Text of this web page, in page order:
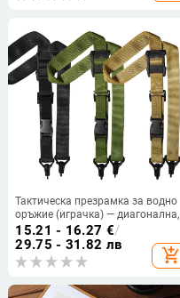
Тактическа презрамка за водно
оръжие (играчка) — диагонална,
2-точкова, унисекс, регулируема
дължина
15.21 - 16.27 €/
29.75 - 31.82 лв
add_shopping_cart